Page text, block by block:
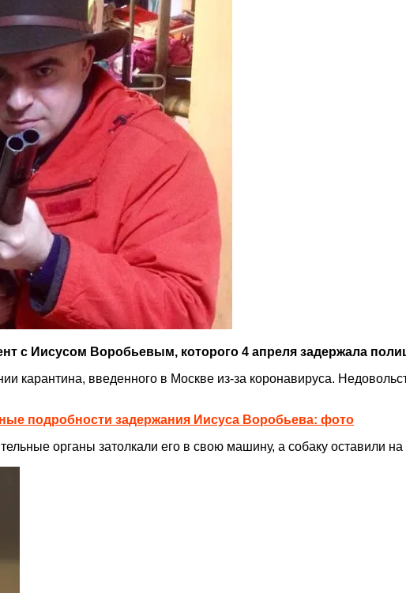
с Иисусом Воробьевым, которого 4 апреля задержала
введенного в Москве из-за коронавируса.
подробности задержания Иисуса Воробьева: фото
органы затолкали его в свою машину, а собаку оставили на